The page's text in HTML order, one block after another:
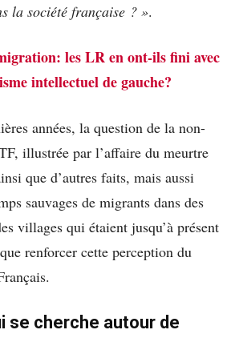
la société française ? ».
les LR en ont-ils fini avec
intellectuel de gauche?
années, la question de la non-
illustrée par l’affaire du meurtre
que d’autres faits, mais aussi
sauvages de migrants dans des
villages qui étaient jusqu’à présent
renforcer cette perception du
se cherche autour de